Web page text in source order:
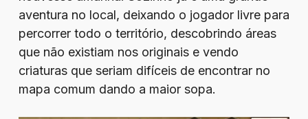
aventura no local, deixando o jogador livre para
percorrer todo o território, descobrindo áreas
que não existiam nos originais e vendo
criaturas que seriam difíceis de encontrar no
mapa comum dando a maior sopa.